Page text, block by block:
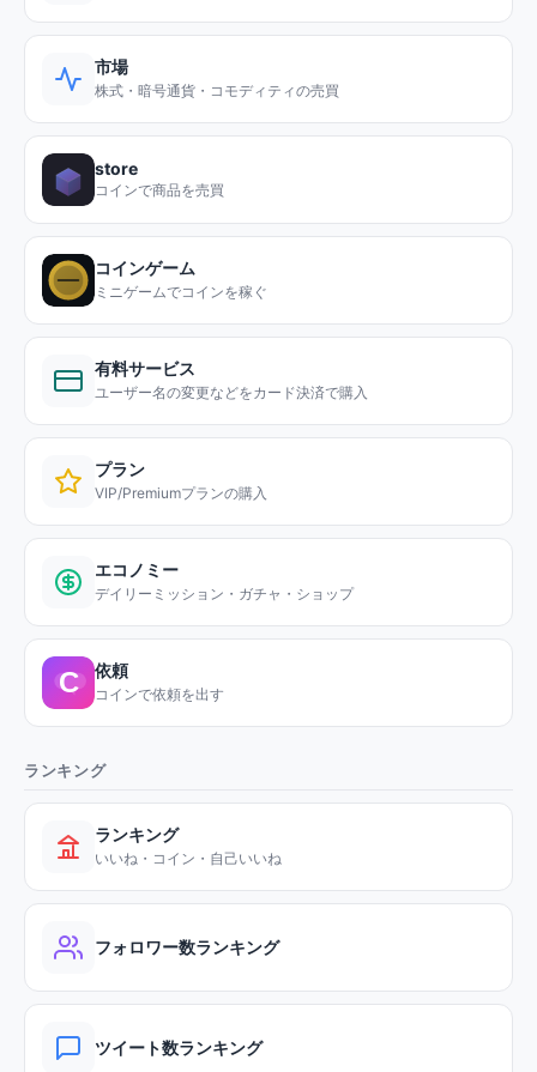
市場
株式・暗号通貨・コモディティの売買
store
コインで商品を売買
コインゲーム
ミニゲームでコインを稼ぐ
有料サービス
ユーザー名の変更などをカード決済で購入
プラン
VIP/Premiumプランの購入
エコノミー
デイリーミッション・ガチャ・ショップ
依頼
コインで依頼を出す
ランキング
ランキング
いいね・コイン・自己いいね
フォロワー数ランキング
ツイート数ランキング